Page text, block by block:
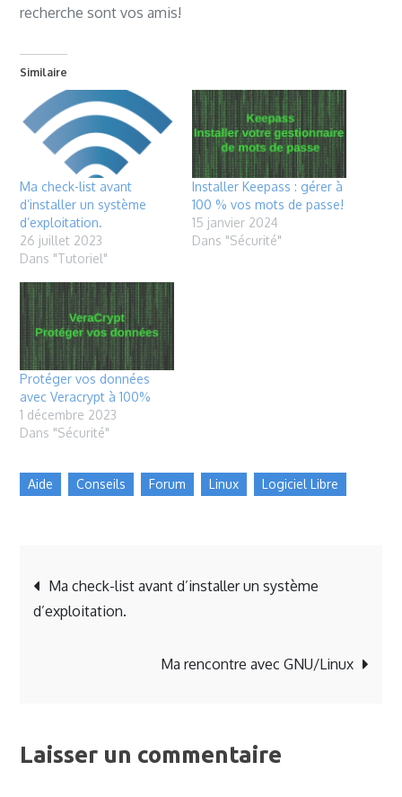
recherche sont vos amis!
Similaire
Ma check-list avant
d’installer un système
d’exploitation.
26 juillet 2023
Dans "Tutoriel"
Installer Keepass : gérer à
100 % vos mots de passe!
15 janvier 2024
Dans "Sécurité"
Protéger vos données
avec Veracrypt à 100%
1 décembre 2023
Dans "Sécurité"
Aide Conseils Forum Linux Logiciel Libre
Navigation
de
Ma check-list avant d’installer un système
d’exploitation.
Ma rencontre avec GNU/Linux
Laisser un commentaire